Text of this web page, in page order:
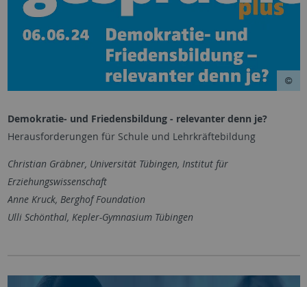
Demokratie- und Friedensbildung - relevanter denn je?
Herausforderungen für Schule und Lehrkräftebildung
Christian Gräbner, Universität Tübingen, Institut für
Erziehungswissenschaft
Anne Kruck, Berghof Foundation
Ulli Schönthal, Kepler-Gymnasium Tübingen